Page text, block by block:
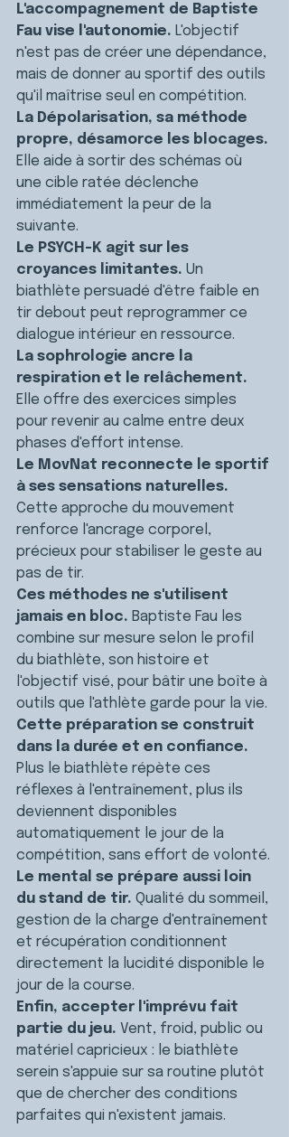
L'accompagnement de Baptiste
Fau vise l'autonomie. L'objectif
n'est pas de créer une dépendance,
mais de donner au sportif des outils
qu'il maîtrise seul en compétition.
La Dépolarisation, sa méthode
propre, désamorce les blocages.
Elle aide à sortir des schémas où
une cible ratée déclenche
immédiatement la peur de la
suivante.
Le PSYCH-K agit sur les
croyances limitantes. Un
biathlète persuadé d'être faible en
tir debout peut reprogrammer ce
dialogue intérieur en ressource.
La sophrologie ancre la
respiration et le relâchement.
Elle offre des exercices simples
pour revenir au calme entre deux
phases d'effort intense.
Le MovNat reconnecte le sportif
à ses sensations naturelles.
Cette approche du mouvement
renforce l'ancrage corporel,
précieux pour stabiliser le geste au
pas de tir.
Ces méthodes ne s'utilisent
jamais en bloc. Baptiste Fau les
combine sur mesure selon le profil
du biathlète, son histoire et
l'objectif visé, pour bâtir une boîte à
outils que l'athlète garde pour la vie.
Cette préparation se construit
dans la durée et en confiance.
Plus le biathlète répète ces
réflexes à l'entraînement, plus ils
deviennent disponibles
automatiquement le jour de la
compétition, sans effort de volonté.
Le mental se prépare aussi loin
du stand de tir. Qualité du sommeil,
gestion de la charge d'entraînement
et récupération conditionnent
directement la lucidité disponible le
jour de la course.
Enfin, accepter l'imprévu fait
partie du jeu. Vent, froid, public ou
matériel capricieux : le biathlète
serein s'appuie sur sa routine plutôt
que de chercher des conditions
parfaites qui n'existent jamais.